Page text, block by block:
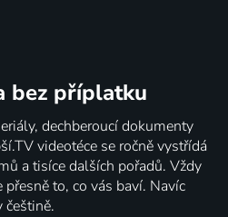
bez příplatku
dechberoucí dokumenty
videotéce se ročně vystřídá
a tisíce dalších pořadů. Vždy
to, co vás baví. Navíc
češtině.